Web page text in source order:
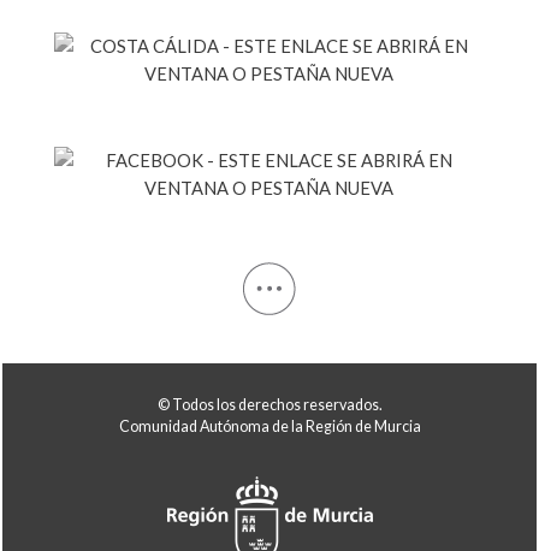
© Todos los derechos reservados.
Comunidad Autónoma de la Región de Murcia